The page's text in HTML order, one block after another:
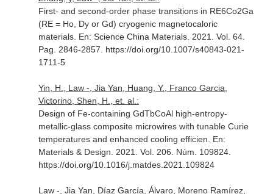
First- and second-order phase transitions in RE6Co2Ga
(RE = Ho, Dy or Gd) cryogenic magnetocaloric
materials. En: Science China Materials. 2021. Vol. 64.
Pag. 2846-2857. https://doi.org/10.1007/s40843-021-
1711-5
Yin, H., Law -, Jia Yan, Huang, Y., Franco Garcia,
Victorino, Shen, H., et. al.:
Design of Fe-containing GdTbCoAl high-entropy-
metallic-glass composite microwires with tunable Curie
temperatures and enhanced cooling efficien. En:
Materials & Design . 2021. Vol. 206. Núm. 109824.
https://doi.org/10.1016/j.matdes.2021.109824
Law -, Jia Yan, Díaz García, Álvaro, Moreno Ramírez,